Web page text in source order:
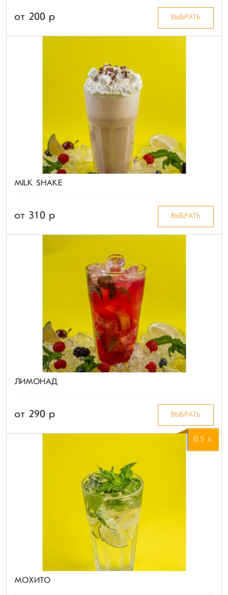
от 200 p ВЫБРАТЬ
MILK SHAKE
от 310 p ВЫБРАТЬ
ЛИМОНАД
от 290 p ВЫБРАТЬ
0.5 л.
МОХИТО